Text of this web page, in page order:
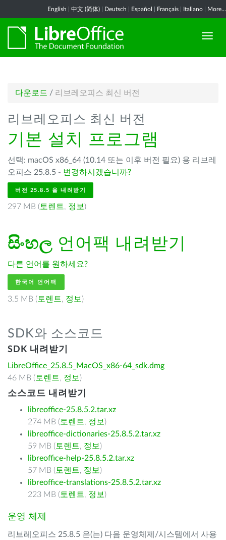
English 中文 (简体) Deutsch Español Français Italiano More...
다운로드 / 리브레오피스 최신 버전
리브레오피스 최신 버전
기본 설치 프로그램
선택: macOS x86_64 (10.14 또는 이후 버전 필요) 용 리브레
오피스 25.8.5 - 변경하시겠습니까?
버전 25.8.5 을 내려받기
297 MB ( 토렌트, 정보 )
සිංහල 언어팩 내려받기
다른 언어를 원하세요?
한국어 언어팩
3.5 MB ( 토렌트, 정보 )
SDK와 소스코드
SDK 내려받기
LibreOffice_25.8.5_MacOS_x86-64_sdk.dmg
46 MB ( 토렌트, 정보 )
소스코드 내려받기
libreoffice-25.8.5.2.tar.xz
274 MB ( 토렌트, 정보 )
libreoffice-dictionaries-25.8.5.2.tar.xz
59 MB ( 토렌트, 정보 )
libreoffice-help-25.8.5.2.tar.xz
57 MB ( 토렌트, 정보 )
libreoffice-translations-25.8.5.2.tar.xz
223 MB ( 토렌트, 정보 )
운영 체제
리브레오피스 25.8.5 은(는) 다음 운영체제/시스템에서 사용